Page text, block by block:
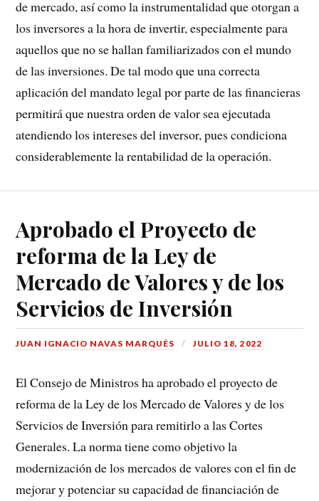
de mercado, así como la instrumentalidad que otorgan a
los inversores a la hora de invertir, especialmente para
aquellos que no se hallan familiarizados con el mundo
de las inversiones. De tal modo que una correcta
aplicación del mandato legal por parte de las financieras
permitirá que nuestra orden de valor sea ejecutada
atendiendo los intereses del inversor, pues condiciona
considerablemente la rentabilidad de la operación.
Aprobado el Proyecto de
reforma de la Ley de
Mercado de Valores y de los
Servicios de Inversión
JUAN IGNACIO NAVAS MARQUÉS JULIO 18, 2022
El Consejo de Ministros ha aprobado el proyecto de
reforma de la Ley de los Mercado de Valores y de los
Servicios de Inversión para remitirlo a las Cortes
Generales. La norma tiene como objetivo la
modernización de los mercados de valores con el fin de
mejorar y potenciar su capacidad de financiación de